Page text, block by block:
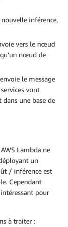
inférence,
vers le nœud
nœud de
le message
vont
une base de
Lambda ne
un
/ inférence est
Cependant
pour
à traiter :